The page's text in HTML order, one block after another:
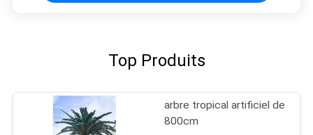
Top Produits
arbre tropical artificiel de
800cm